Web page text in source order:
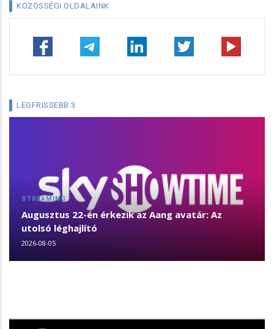
KÖZÖSSÉGI OLDALAINK
LEGFRISSEBB 3
STREAMING
Augusztus 22-én érkezik az Aang avatár: Az
utolsó léghajlító
2026-08-05